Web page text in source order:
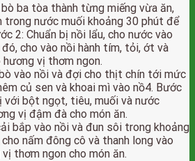
ba tòa thành từng miếng vừa ăn,
trong nước muối khoảng 30 phút để
2: Chuẩn bị nồi lẩu, cho nước vào
cho vào nồi hành tím, tỏi, ớt và
vị thơm ngon.
vào nồi và đợi cho thịt chín tới mức
củ sen và khoai mì vào nồ4. Bước
với bột ngọt, tiêu, muối và nước
vị đậm đà cho món ăn.
bắp vào nồi và đun sôi trong khoảng
nấm đông cô và thanh long vào
thơm ngon cho món ăn.